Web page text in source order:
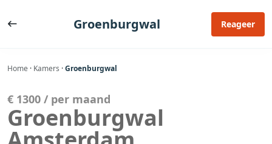
naar
Groenburgwal Reageer
Home · Kamers ·Groenburgwal
€ 1300 / per maand
Groenburgwal